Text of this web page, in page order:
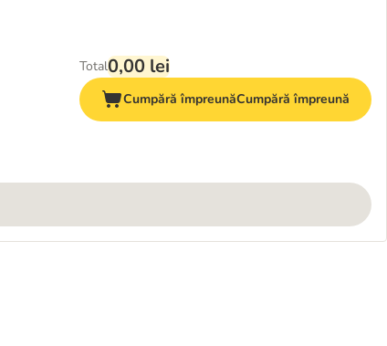
Total0,00 lei
Cumpără împreunăCumpără împreună